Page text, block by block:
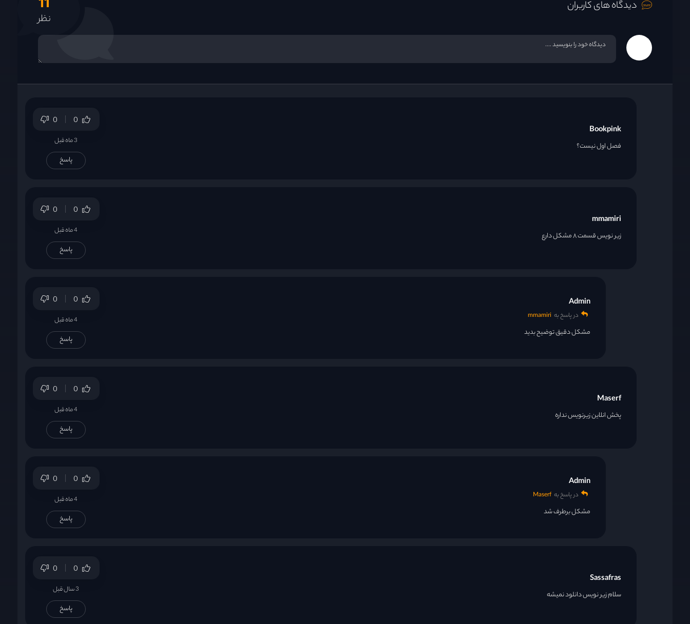
دیدگاه های کاربران 11
نظر
Bookpink
فصل اول نیست؟
0 0
3 ماه قبل
پاسخ
mmamiri
زیر نویس قسمت ۸ مشکل دارع
0 0
4 ماه قبل
پاسخ
Admin
در پاسخ به mmamiri
مشکل دقیق توضیح بدید
0 0
4 ماه قبل
پاسخ
Maserf
پخش انلاین زیرنویس نداره
0 0
4 ماه قبل
پاسخ
Admin
در پاسخ به Maserf
مشکل برطرف شد
0 0
4 ماه قبل
پاسخ
Sassafras
سلام زیر نویس دانلود نمیشه
0 0
3 سال قبل
پاسخ